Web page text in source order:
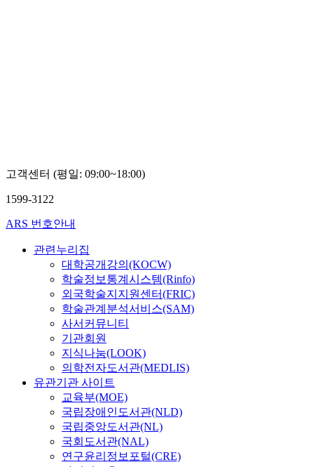
고객센터 (평일: 09:00~18:00)
1599-3122
ARS 번호안내
관련누리집
대학공개강의(KOCW)
학술정보통계시스템(Rinfo)
외국학술지지원센터(FRIC)
학술관계분석서비스(SAM)
사서커뮤니티
기관회원
지식나눔(LOOK)
의학전자도서관(MEDLIS)
유관기관 사이트
교육부(MOE)
국립장애인도서관(NLD)
국립중앙도서관(NL)
국회도서관(NAL)
연구윤리정보포털(CRE)